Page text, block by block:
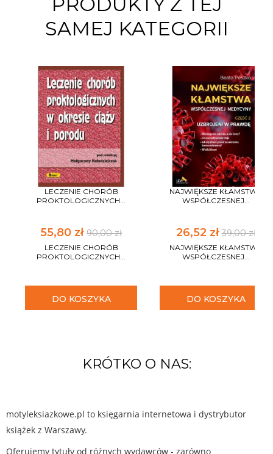
SAMEJ KATEGORII
LECZENIE CHORÓB
PROKTOLOGICZNYCH...
55,80 zł 90,00 zł
LECZENIE CHORÓB
PROKTOLOGICZNYCH...
DO KOSZYKA
NAJWIĘKSZE KŁAMSTWA
WSPÓŁCZESNEJ...
26,52 zł39,00 zł
NAJWIĘKSZE KŁAMSTWA
WSPÓŁCZESNEJ...
DO KOSZYKA
KRÓTKO O NAS:
motyleksiazkowe.pl to księgarnia internetowa i dystrybutor
książek z Warszawy.
Oferujemy tytuły od różnych wydawców - zarówno